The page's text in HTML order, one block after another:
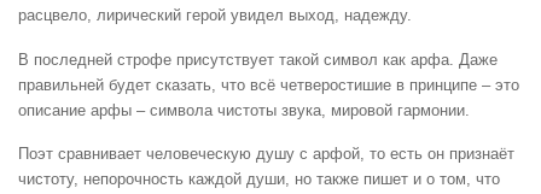
расцвело, лирический герой увидел выход, надежду.
В последней строфе присутствует такой символ как арфа. Даже
правильней будет сказать, что всё четверостишие в принципе – это
описание арфы – символа чистоты звука, мировой гармонии.
Поэт сравнивает человеческую душу с арфой, то есть он признаёт
чистоту, непорочность каждой души, но также пишет и о том, что